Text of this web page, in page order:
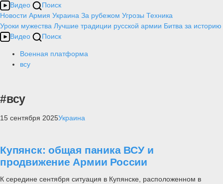
Видео
Поиск
Новости Армия Украина За рубежом Угрозы Техника
Уроки мужества Лучшие традиции русской армии Битва за историю
Видео
Поиск
Военная платформа
всу
#всу
15 сентября 2025Украина
Купянск: общая паника ВСУ и
продвижение Армии России
К середине сентября ситуация в Купянске, расположенном в